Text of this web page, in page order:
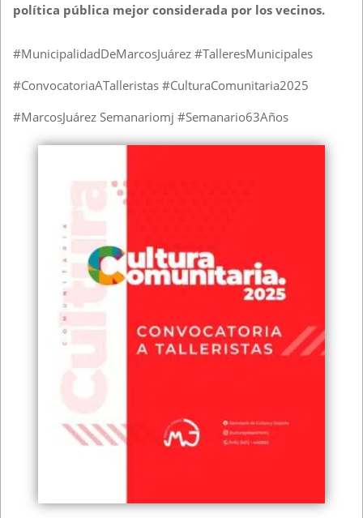
política pública mejor considerada por los vecinos.
#MunicipalidadDeMarcosJuárez #TalleresMunicipales
#ConvocatoriaATalleristas #CulturaComunitaria2025
#MarcosJuárez Semanariomj #Semanario63Años